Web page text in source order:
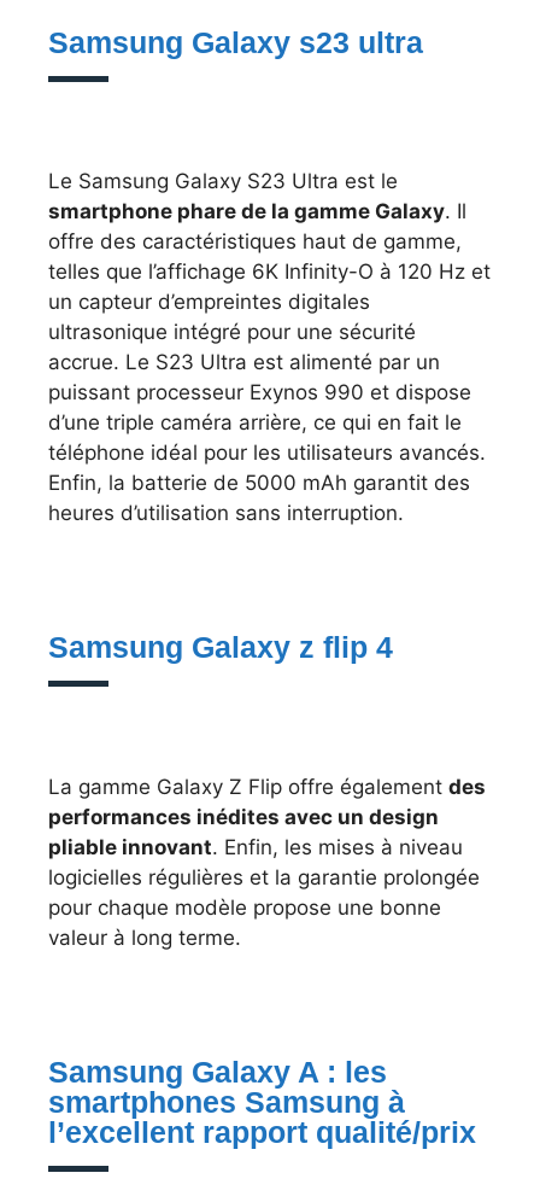
Samsung Galaxy s23 ultra
Le Samsung Galaxy S23 Ultra est le
smartphone phare de la gamme Galaxy. Il
offre des caractéristiques haut de gamme,
telles que l’affichage 6K Infinity-O à 120 Hz et
un capteur d’empreintes digitales
ultrasonique intégré pour une sécurité
accrue. Le S23 Ultra est alimenté par un
puissant processeur Exynos 990 et dispose
d’une triple caméra arrière, ce qui en fait le
téléphone idéal pour les utilisateurs avancés.
Enfin, la batterie de 5000 mAh garantit des
heures d’utilisation sans interruption.
Samsung Galaxy z flip 4
La gamme Galaxy Z Flip offre également des
performances inédites avec un design
pliable innovant. Enfin, les mises à niveau
logicielles régulières et la garantie prolongée
pour chaque modèle propose une bonne
valeur à long terme.
Samsung Galaxy A : les
smartphones Samsung à
l’excellent rapport qualité/prix